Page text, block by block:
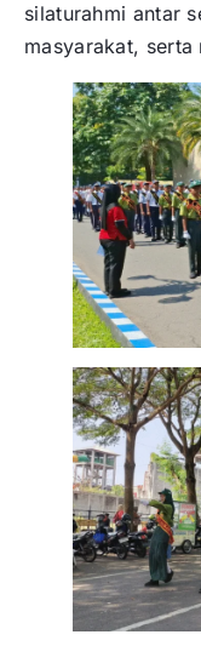
silaturahmi antar
masyarakat, serta